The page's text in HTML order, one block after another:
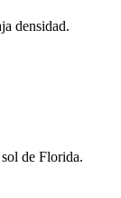
densidad.
de Florida.